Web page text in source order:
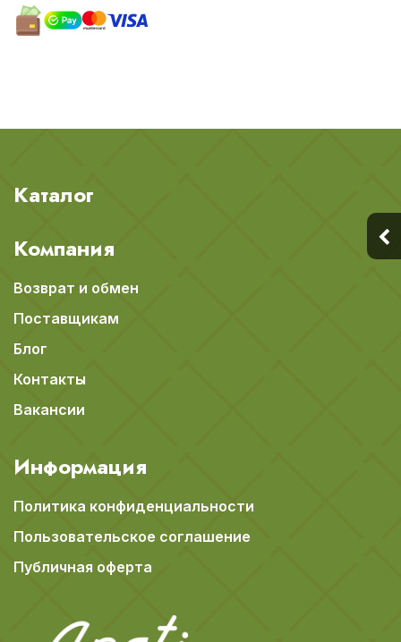
Каталог
Компания
Возврат и обмен
Поставщикам
Блог
Контакты
Вакансии
Информация
Политика конфиденциальности
Пользовательское соглашение
Публичная оферта